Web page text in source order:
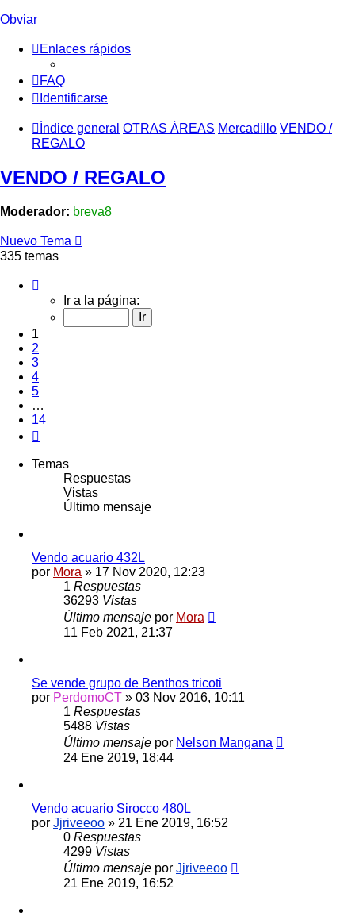
Obviar
Enlaces rápidos
FAQ
Identificarse
Índice general OTRAS ÁREAS Mercadillo VENDO /
REGALO
VENDO / REGALO
Moderador: breva8
Nuevo Tema
335 temas
14
Ir a la página:
1
2
3
4
5
…
14
Temas
Respuestas
Vistas
Último mensaje
Vendo acuario 432L
por Mora » 17 Nov 2020, 12:23
1 Respuestas
36293 Vistas
Último mensaje por Mora
11 Feb 2021, 21:37
Se vende grupo de Benthos tricoti
por PerdomoCT » 03 Nov 2016, 10:11
1 Respuestas
5488 Vistas
Último mensaje por Nelson Mangana
24 Ene 2019, 18:44
Vendo acuario Sirocco 480L
por Jjriveeoo » 21 Ene 2019, 16:52
0 Respuestas
4299 Vistas
Último mensaje por Jjriveeoo
21 Ene 2019, 16:52